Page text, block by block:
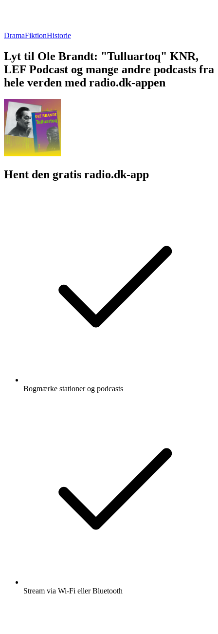
DramaFiktionHistorie
Lyt til Ole Brandt: "Tulluartoq" KNR,
LEF Podcast og mange andre podcasts fra
hele verden med radio.dk-appen
Hent den gratis radio.dk-app
Bogmærke stationer og podcasts
Stream via Wi-Fi eller Bluetooth